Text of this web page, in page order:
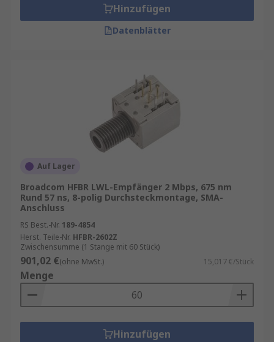
Hinzufügen
Datenblätter
Auf Lager
Broadcom HFBR LWL-Empfänger 2 Mbps, 675 nm
Rund 57 ns, 8-polig Durchsteckmontage, SMA-
Anschluss
RS Best.-Nr. 189-4854
Herst. Teile-Nr. HFBR-2602Z
Zwischensumme (1 Stange mit 60 Stück)
901,02 €(ohne MwSt.) 15,017 €/Stück
Menge
Hinzufügen